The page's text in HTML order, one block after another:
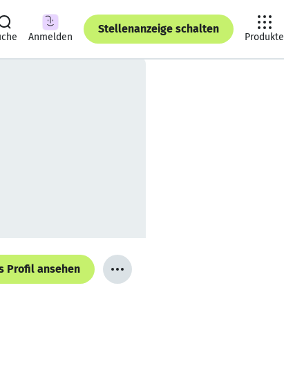
Anmelden
Stellenanzeige schalten
Produkte
Profil ansehen